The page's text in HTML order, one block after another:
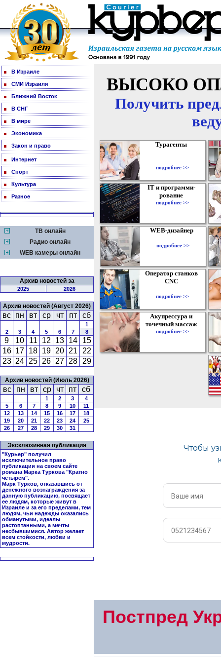
В Израиле
СМИ Израиля
Ближний Восток
В СНГ
В мире
Экономика
Закон и право
Интернет
Спорт
Культура
Разное
ТВ онлайн
Радио онлайн
WEB камеры онлайн
Архив новостей за
2025 2026
Архив новостей (Август 2026)
вс пн вт ср чт пт сб
1
2
3 4 5 6 7 8
9 10 11 12 13 14
15
16 17 18 19 20 21
22
23 24 25 26 27 28 29
Архив новостей (Июль 2026)
вс пн вт ср чт пт сб
1 2 3
4
5
6 7 8 9 10
11
12
13 14 15 16 17
18
19
20 21 22 23 24
25
26
27 28 29 30 31
Эксклюзивная публикация
"Курьер" получил
исключительное право
публикации на своем сайте
романа Марка Туркова "Кратно
четырем".
Марк Турков, отказавшись от
денежного вознаграждения за
данную публикацию, посвящает
ее людям, которые живут в
Израиле и за его пределами, тем
людям, чьи надежды оказались
обманутыми, идеалы
растоптанными, а мечты
несбывшимися. Автор желает
всем стойкости, любви и
мудрости.
ВЫСОКО
Получить
Турагенты
подробнее >>
IT и программи-
рование
подробнее >>
WEB-дизайнер
подробнее >>
Оператор станков
CNC
подробнее >>
Акупрессура и
точечный массаж
подробнее >>
Постпред